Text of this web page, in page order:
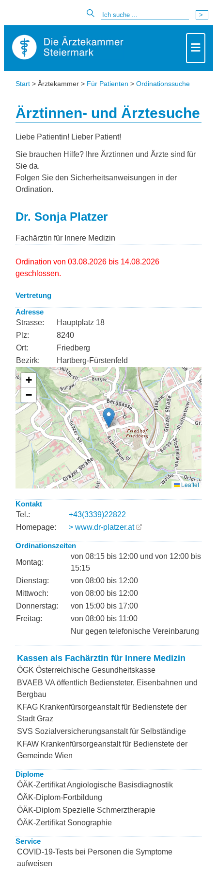
Start > Ärztekammer > Für Patienten > Ordinationssuche
Ärztinnen- und Ärztesuche
Liebe Patientin! Lieber Patient!
Sie brauchen Hilfe? Ihre Ärztinnen und Ärzte sind für
Sie da.
Folgen Sie den Sicherheitsanweisungen in der
Ordination.
Dr. Sonja Platzer
Fachärztin für Innere Medizin
Ordination von 03.08.2026 bis 14.08.2026
geschlossen.
Vertretung
Adresse
Strasse:
Hauptplatz 18
Plz:
8240
Ort:
Friedberg
Bezirk:
Hartberg-Fürstenfeld
Kontakt
Tel.:
+43(3339)22822
Homepage:
> www.dr-platzer.at
Ordinationszeiten
Montag:
von 08:15 bis 12:00 und von 12:00 bis
15:15
Dienstag:
von 08:00 bis 12:00
Mittwoch:
von 08:00 bis 12:00
Donnerstag:
von 15:00 bis 17:00
Freitag:
von 08:00 bis 11:00
Nur gegen telefonische Vereinbarung
Kassen als Fachärztin für Innere Medizin
ÖGK Österreichische Gesundheitskasse
BVAEB VA öffentlich Bediensteter, Eisenbahnen und
Bergbau
KFAG Krankenfürsorgeanstalt für Bedienstete der
Stadt Graz
SVS Sozialversicherungsanstalt für Selbständige
KFAW Krankenfürsorgeanstalt für Bedienstete der
Gemeinde Wien
Diplome
ÖÄK-Zertifikat Angiologische Basisdiagnostik
ÖÄK-Diplom-Fortbildung
ÖÄK-Diplom Spezielle Schmerztherapie
ÖÄK-Zertifikat Sonographie
Service
COVID-19-Tests bei Personen die Symptome
aufweisen